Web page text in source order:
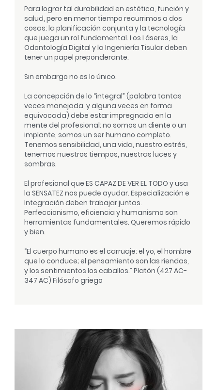
Para lograr tal durabilidad en estética, función y
salud, pero en menor tiempo recurrimos a dos
cosas: la planificación conjunta y la tecnología
que juega un rol fundamental. Los Láseres, la
Odontología Digital y la Ingeniería Tisular deben
tener un papel preponderante.
Sin embargo no es lo único.
La concepción de lo “integral” (palabra tantas
veces manejada, y alguna veces en forma
equivocada) debe estar impregnada en la
mente del profesional: no somos un diente o un
implante, somos un ser humano completo.
Tenemos sensibilidad, una vida, nuestro estrés,
tenemos nuestros tiempos, nuestras luces y
sombras.
El profesional que ES CAPAZ DE VER EL TODO y usa
la SENSATEZ nos puede ayudar. Especialización e
Integración deben trabajar juntas.
Perfeccionismo, eficiencia y humanismo son
herramientas fundamentales. Queremos rápido
y bien.
“El cuerpo humano es el carruaje; el yo, el hombre
que lo conduce; el pensamiento son las riendas,
y los sentimientos los caballos.” Platón (427 AC-
347 AC) Filósofo griego